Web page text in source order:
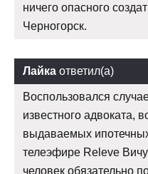
ничего опасного
Черногорск.
Лайка ответил(а)
Воспользовался
известного адвоката,
выдаваемых
телеэфире Releve
человек обязательно